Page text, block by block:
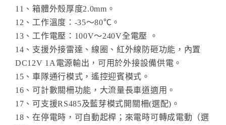
11、箱體外殼厚度2.0mm。
12、工作溫度：-35～80℃。
13、工作電壓：100V～240V全電壓 。
14、支援外接雷達、線圈、紅外線防砸功能，內置
DC12V 1A電源輸出，可用於外接設備供電。
15、車隊通行模式，遙控迎賓模式。
16、可計數關柵功能，大流量長車道適用。
17、可支援RS485及藍芽模式開關柵(選配)。
18、在停電時，可自動起桿；來電時可轉成電動（選